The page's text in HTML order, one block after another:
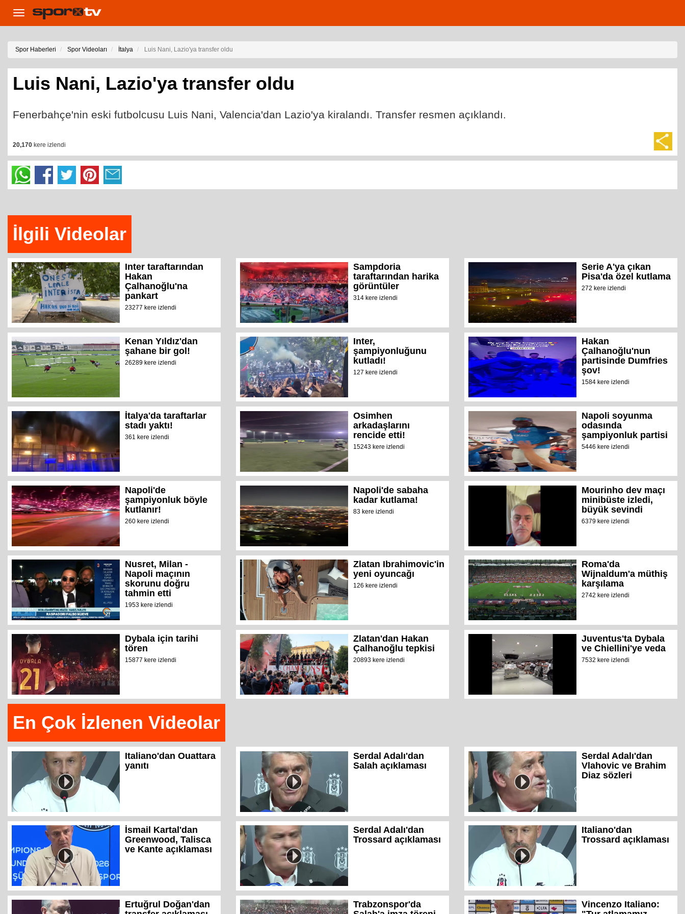
Toggle
navigation
Spor Haberleri Spor Videoları İtalya Luis Nani, Lazio'ya transfer oldu
Luis Nani, Lazio'ya transfer oldu
Fenerbahçe'nin eski futbolcusu Luis Nani, Valencia'dan Lazio'ya kiralandı. Transfer resmen açıklandı.
20,170 kere izlendi
İlgili Videolar
Inter taraftarından
Hakan
Çalhanoğlu'na
pankart
23277 kere izlendi
Sampdoria
taraftarından harika
görüntüler
314 kere izlendi
Serie A'ya çıkan
Pisa'da özel kutlama
272 kere izlendi
Kenan Yıldız'dan
şahane bir gol!
26289 kere izlendi
Inter,
şampiyonluğunu
kutladı!
127 kere izlendi
Hakan
Çalhanoğlu'nun
partisinde Dumfries
şov!
1584 kere izlendi
İtalya'da taraftarlar
stadı yaktı!
361 kere izlendi
Osimhen
arkadaşlarını
rencide etti!
15243 kere izlendi
Napoli soyunma
odasında
şampiyonluk partisi
5446 kere izlendi
Napoli'de
şampiyonluk böyle
kutlanır!
260 kere izlendi
Napoli'de sabaha
kadar kutlama!
83 kere izlendi
Mourinho dev maçı
minibüste izledi,
büyük sevindi
6379 kere izlendi
Nusret, Milan -
Napoli maçının
skorunu doğru
tahmin etti
1953 kere izlendi
Zlatan Ibrahimovic'in
yeni oyuncağı
126 kere izlendi
Roma'da
Wijnaldum'a müthiş
karşılama
2742 kere izlendi
Dybala için tarihi
tören
15877 kere izlendi
Zlatan'dan Hakan
Çalhanoğlu tepkisi
20893 kere izlendi
Juventus'ta Dybala
ve Chiellini'ye veda
7532 kere izlendi
En Çok İzlenen Videolar
Italiano'dan Ouattara
yanıtı
Serdal Adalı'dan
Salah açıklaması
Serdal Adalı'dan
Vlahovic ve Brahim
Diaz sözleri
İsmail Kartal'dan
Greenwood, Talisca
ve Kante açıklaması
Serdal Adalı'dan
Trossard açıklaması
Italiano'dan
Trossard açıklaması
Ertuğrul Doğan'dan
Trabzonspor'da
Vincenzo Italiano: